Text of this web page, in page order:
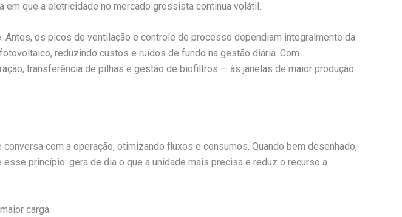
que a eletricidade no mercado grossista continua volátil.
os picos de ventilação e controle de processo dependiam integralmente da
reduzindo custos e ruídos de fundo na gestão diária. Com
transferência de pilhas e gestão de biofiltros — às janelas de maior produção
com a operação, otimizando fluxos e consumos. Quando bem desenhado,
princípio: gera de dia o que a unidade mais precisa e reduz o recurso a
carga.